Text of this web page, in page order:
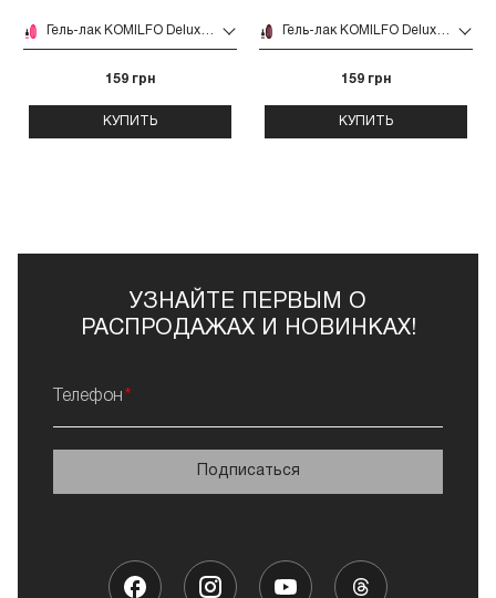
Гель-лак KOMILFO Deluxe Series 8 мл (052)
159 грн
КУПИТЬ
Гель-лак KOMILFO Deluxe Series 8 мл (094)
159 грн
КУПИТЬ
УЗНАЙТЕ ПЕРВЫМ О
РАСПРОДАЖАХ И НОВИНКАХ!
Телефон
Подписаться